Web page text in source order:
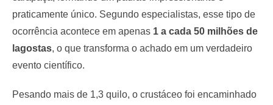
praticamente único. Segundo especialistas, esse tipo de
ocorrência acontece em apenas 1 a cada 50 milhões de
lagostas, o que transforma o achado em um verdadeiro
evento científico.
Pesando mais de 1,3 quilo, o crustáceo foi encaminhado